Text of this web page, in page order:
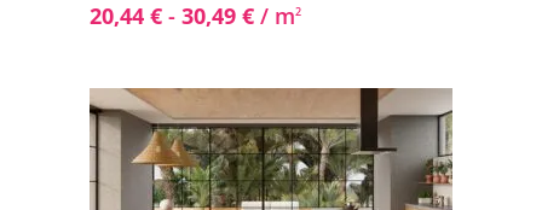
20,44 € - 30,49 € / m2